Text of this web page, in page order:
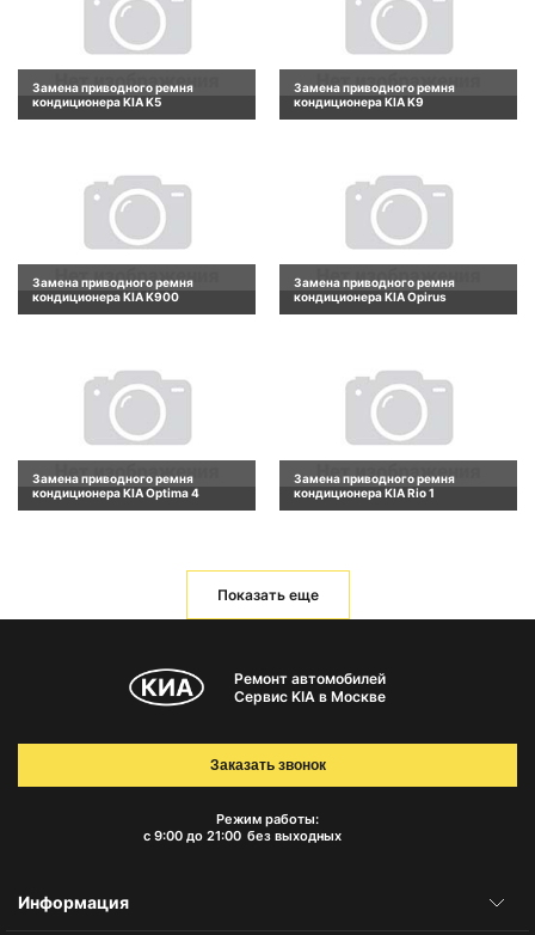
Замена приводного ремня
кондиционера KIA K5
Замена приводного ремня
кондиционера KIA K9
Замена приводного ремня
кондиционера KIA K900
Замена приводного ремня
кондиционера KIA Opirus
Замена приводного ремня
кондиционера KIA Optima 4
Замена приводного ремня
кондиционера KIA Rio 1
Показать еще
Ремонт автомобилей
Сервис KIA в Москве
Режим работы:
с 9:00 до 21:00 без выходных
Заказать звонок
Информация